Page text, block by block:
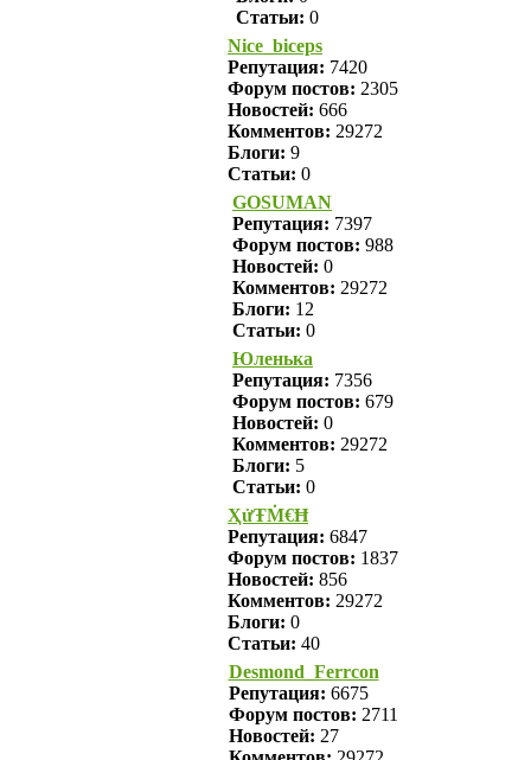
Статьи: 0
Nice_biceps
Репутация: 7420
Форум постов: 2305
Новостей: 666
Комментов: 29272
Блоги: 9
Статьи: 0
GOSUMAN
Репутация: 7397
Форум постов: 988
Новостей: 0
Комментов: 29272
Блоги: 12
Статьи: 0
Юленька
Репутация: 7356
Форум постов: 679
Новостей: 0
Комментов: 29272
Блоги: 5
Статьи: 0
ҲửŦṀ€Ħ
Репутация: 6847
Форум постов: 1837
Новостей: 856
Комментов: 29272
Блоги: 0
Статьи: 40
Desmond_Ferrcon
Репутация: 6675
Форум постов: 2711
Новостей: 27